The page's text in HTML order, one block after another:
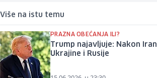
Više na istu temu
PRAZNA OBEĆANJA ILI?
Trump najavljuje: Nakon
Ukrajine i Rusije